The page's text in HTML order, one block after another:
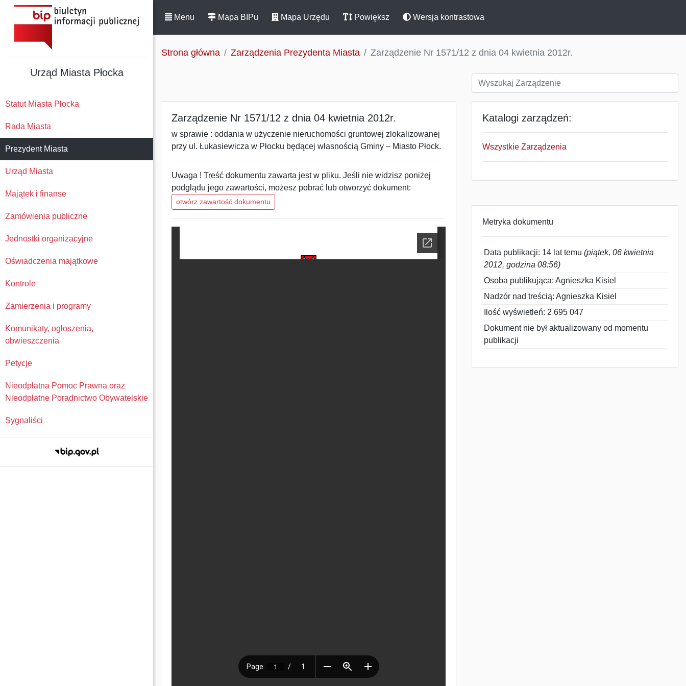
Urząd Miasta Płocka
Statut Miasta Płocka
Rada Miasta
Prezydent Miasta
Urząd Miasta
Majątek i finanse
Zamówienia publiczne
Jednostki organizacyjne
Oświadczenia majątkowe
Kontrole
Zamierzenia i programy
Komunikaty, ogłoszenia,
obwieszczenia
Petycje
Nieodpłatna Pomoc Prawna oraz
Nieodpłatne Poradnictwo Obywatelskie
Sygnaliści
Menu Mapa BIPu Mapa Urzędu Powiększ Wersja kontrastowa
Strona główna Zarządzenia Prezydenta Miasta Zarządzenie Nr 1571/12 z dnia 04 kwietnia 2012r.
Zarządzenie Nr 1571/12 z dnia 04 kwietnia 2012r.
w sprawie : oddania w użyczenie nieruchomości gruntowej zlokalizowanej
przy ul. Łukasiewicza w Płocku będącej własnością Gminy – Miasto Płock.
Uwaga ! Treść dokumentu zawarta jest w pliku. Jeśli nie widzisz poniżej
podglądu jego zawartości, możesz pobrać lub otworzyć dokument:
otwórz zawartość dokumentu
Katalogi zarządzeń:
Wszystkie Zarządzenia
Metryka dokumentu
Data publikacji: 14 lat temu (piątek, 06 kwietnia
2012, godzina 08:56)
Osoba publikująca: Agnieszka Kisiel
Nadzór nad treścią: Agnieszka Kisiel
Ilość wyświetleń: 2 695 047
Dokument nie był aktualizowany od momentu
publikacji